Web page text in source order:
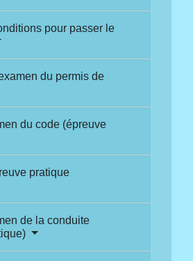
pour passer le
du permis de
du code (épreuve
pratique
de la conduite